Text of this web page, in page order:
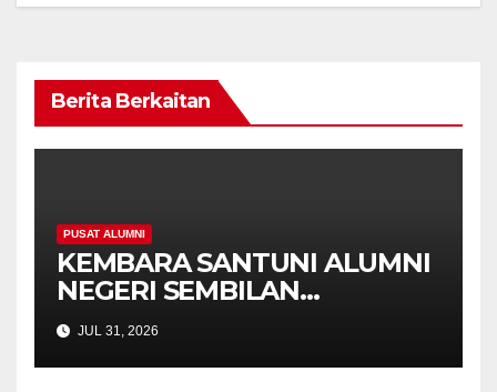
Berita Berkaitan
PUSAT ALUMNI
KEMBARA SANTUNI ALUMNI
NEGERI SEMBILAN
PERKUKUH JALINAN,
SEMARAK KEKELUARGAAN
UPSI
JUL 31, 2026